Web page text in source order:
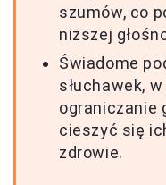
szumów, co
niższej
Świadome
słuchawek,
ograniczanie
cieszyć się
zdrowie.